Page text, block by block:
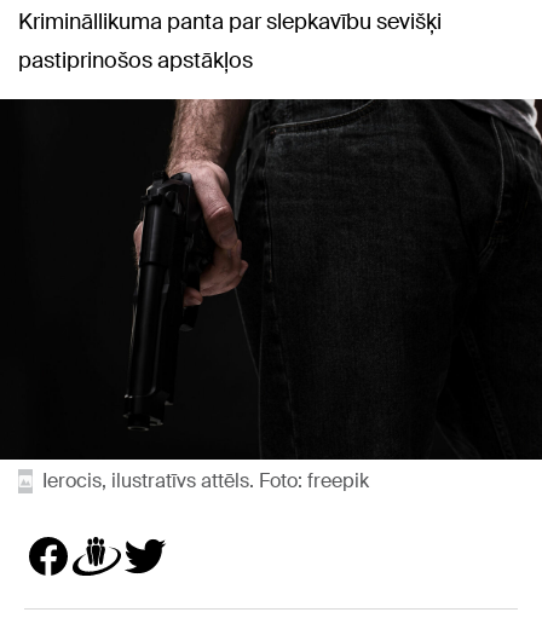
Krimināllikuma panta par slepkavību sevišķi
pastiprinošos apstākļos
Ierocis, ilustratīvs attēls. Foto: freepik